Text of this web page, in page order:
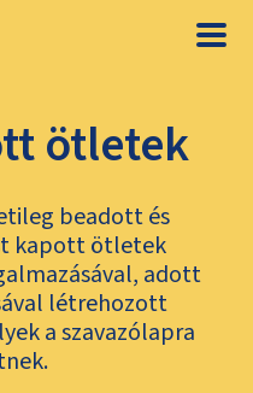
ötletek
beadott és
kapott ötletek
adott
létrehozott
a szavazólapra